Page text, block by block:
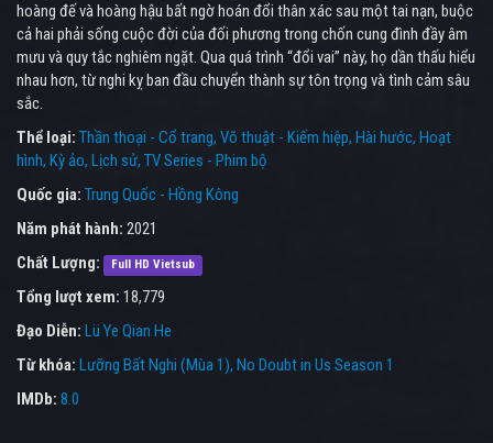
hoàng đế và hoàng hậu bất ngờ hoán đổi thân xác sau một tai nạn, buộc
cả hai phải sống cuộc đời của đối phương trong chốn cung đình đầy âm
mưu và quy tắc nghiêm ngặt. Qua quá trình “đổi vai” này, họ dần thấu hiểu
nhau hơn, từ nghi kỵ ban đầu chuyển thành sự tôn trọng và tình cảm sâu
sắc.
Thể loại: Thần thoại - Cổ trang Võ thuật - Kiếm hiệp Hài hước Hoạt
hình Kỳ ảo Lịch sử TV Series - Phim bộ
Quốc gia: Trung Quốc - Hồng Kông
Năm phát hành: 2021
Chất Lượng:
Full HD Vietsub
Tổng lượt xem: 18,779
Đạo Diễn: Lü Ye Qian He
Từ khóa: Lưỡng Bất Nghi (Mùa 1), No Doubt in Us Season 1
IMDb: 8.0